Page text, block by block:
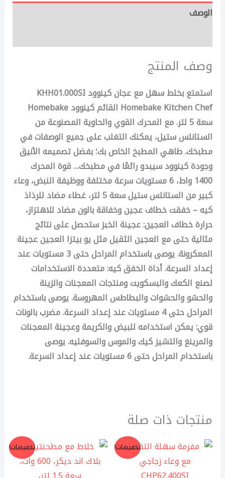
الوصف
وصف المنتج
استمتع بخلط سهل مع عجان كينوود KHH01.000SI
Homebake Kitchen Chef القائم كينوود Homebake
سعة 5 لتر. مع المحرك القوي والحاوية المصنوعة من
الستانلس ستيل، يمكنك التغلب على جميع الوصفات في
مطبخك. طاهي المطبخ الخاص بك؛ بفضل تصميمه الأنيق
وجودة كينوود سيبدو رائعًا في مطبخك… قوة المحرك
1400 واط، 6 مستويات سرعة مختلفة ووظيفة النبض، وعاء
كبير من الستانلس ستيل سعة 5 لتر، غطاء مضاد للرذاذ
كيه – خفقت خطاف عجين وخفاقة بالون مضاد للاهتزاز،
حرارة خطاف العجين: عجينة الخبز ستحصل على نتائج
مثالية حتى مع العجين الثقيل مثل يو بيتزا العجين عجينة
المعكرونة. يوصى باستخدام المراحل حتى 3 مستويات عند
إعداد السرعة. أداة الخفق كيه: متعددة الاستخدامات
لصنع الكعك والبسكويت ومنتجات المعجنات والزينة
والحشو والحشوات والبطاطس المهروسة. يوصى باستخدام
المراحل حتى 4 مستويات عند إعداد السرعة. مضرب بالونات
قوي: يمكن استخدامه للبيض والكريمة وعجينة المعجنات
والمرينغ والتشيز كيك والموس والسوفليه. يوصى
باستخدام المراحل حتى 6 مستويات عند إعداد السرعة.
منتجات ذات صلة
تخفيضات! السعر
الأصلي
هو:
2.500,00 EGP.
السعر
الحالي
هو:
تخفيضات! السعر
الأصلي
هو:
3.100,00 EGP.
هو: